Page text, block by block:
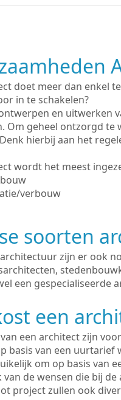
doet meer dan enkel
in te schakelen?
en uitwerken
Om geheel ontzorgd
hierbij aan het
wordt het meest
verbouw
soorten
zijn er ook
een gespecialiseerde
een
een architect zijn
basis van een uurtarief
om op basis van
van de wensen die bij
project zullen ook